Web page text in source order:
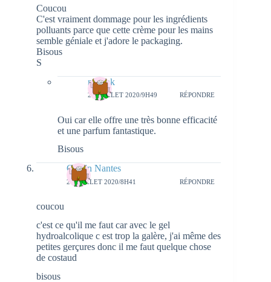
Coucou
C'est vraiment dommage pour les ingrédients
polluants parce que cette crème pour les mains
semble géniale et j'adore le packaging.
Bisous
S
natieak
27 JUILLET 2020/9H49 RÉPONDRE
Oui car elle offre une très bonne efficacité
et une parfum fantastique.
Bisous
Girls'n Nantes
24 JUILLET 2020/8H41 RÉPONDRE
coucou
c'est ce qu'il me faut car avec le gel
hydroalcolique c est trop la galère, j'ai même des
petites gerçures donc il me faut quelque chose
de costaud
bisous